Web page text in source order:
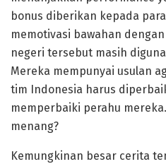
bonus diberikan kepada
memotivasi bawahan
negeri tersebut masih
Mereka mempunyai usulan
tim Indonesia harus
memperbaiki perahu
menang?
Kemungkinan besar cerita